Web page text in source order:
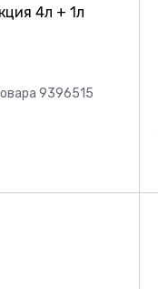
4л + 1л
9396515